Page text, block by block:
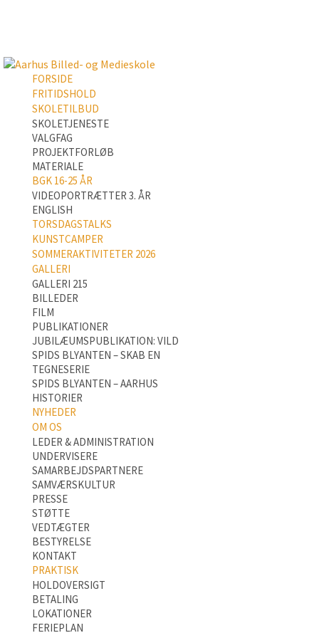
FORSIDE
FRITIDSHOLD
SKOLETILBUD
SKOLETJENESTE
VALGFAG
PROJEKTFORLØB
MATERIALE
BGK 16-25 ÅR
VIDEOPORTRÆTTER 3. ÅR
ENGLISH
TORSDAGSTALKS
KUNSTCAMPER
SOMMERAKTIVITETER 2026
GALLERI
GALLERI 215
BILLEDER
FILM
PUBLIKATIONER
JUBILÆUMSPUBLIKATION: VILD
SPIDS BLYANTEN – SKAB EN
TEGNESERIE
SPIDS BLYANTEN – AARHUS
HISTORIER
NYHEDER
OM OS
LEDER & ADMINISTRATION
UNDERVISERE
SAMARBEJDSPARTNERE
SAMVÆRSKULTUR
PRESSE
STØTTE
VEDTÆGTER
BESTYRELSE
KONTAKT
PRAKTISK
HOLDOVERSIGT
BETALING
LOKATIONER
FERIEPLAN